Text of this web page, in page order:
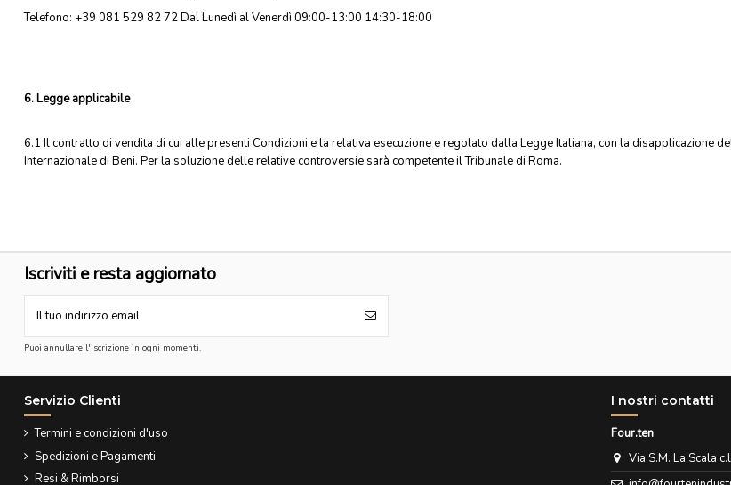
Telefono: +39 081 529 82 72 Dal Lunedì al Venerdì 09:00-13:00 14:30-18:00
6. Legge applicabile
6.1 Il contratto di vendita di cui alle presenti Condizioni e la relativa esecuzione e regolato dalla Legge Italiana, con la disapplicazione
Internazionale di Beni. Per la soluzione delle relative controversie sarà competente il Tribunale di Roma.
Iscriviti e resta aggiornato
Puoi annullare l'iscrizione in ogni momenti.
Servizio Clienti
Termini e condizioni d'uso
Spedizioni e Pagamenti
Resi & Rimborsi
I nostri contatti
Four.ten
Via S.M. La Scala